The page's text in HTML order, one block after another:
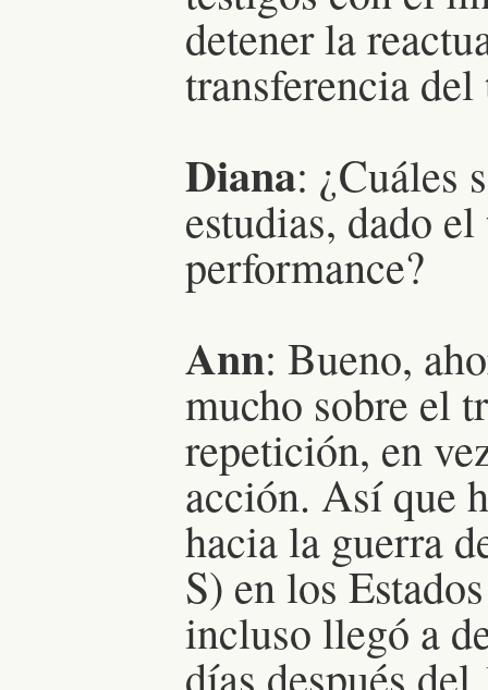
detener la
transferencia
Diana: ¿Cuáles
estudias, dado
performance?
Ann: Bueno,
mucho sobre el
repetición, en
acción. Así que
hacia la guerra
S) en los
incluso llegó a
días después